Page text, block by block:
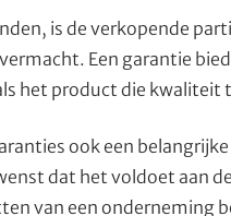
is de verkopende
Een garantie
het product die kwaliteit
ook een
dat het voldoet aan
van een onderneming